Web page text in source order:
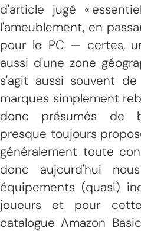
d'article jugé «
l'ameublement, en
pour le PC — certes,
aussi d'une zone
s'agit aussi souvent
marques simplement
donc présumés de
presque toujours
généralement toute
donc aujourd'hui
équipements (quasi)
joueurs et pour
catalogue Amazon